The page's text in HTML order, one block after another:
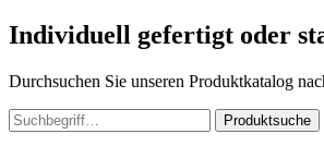
Individuell gefertigt oder
Durchsuchen Sie unseren Produktkatalog
Produktsuche